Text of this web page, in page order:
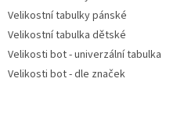
Velikostní tabulky pánské
Velikostní tabulka dětské
Velikosti bot - univerzální tabulka
Velikosti bot - dle značek